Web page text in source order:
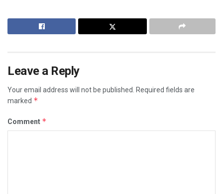
Leave a Reply
Your email address will not be published.
Required fields are
marked *
Comment *